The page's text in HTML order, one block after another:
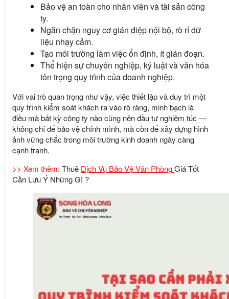
Bảo vệ an toàn cho nhân viên và tài sản công
ty.
Ngăn chặn nguy cơ gián điệp nội bộ, rò rỉ dữ
liệu nhạy cảm.
Tạo môi trường làm việc ổn định, ít gián đoạn.
Thể hiện sự chuyên nghiệp, kỷ luật và văn hóa
tôn trọng quy trình của doanh nghiệp.
Với vai trò quan trọng như vậy, việc thiết lập và duy trì một
quy trình kiểm soát khách ra vào rõ ràng, minh bạch là
điều mà bất kỳ công ty nào cũng nên đầu tư nghiêm túc —
không chỉ để bảo vệ chính mình, mà còn để xây dựng hình
ảnh vững chắc trong môi trường kinh doanh ngày càng
cạnh tranh.
>> Xem thêm: Thuê Dịch Vụ Bảo Vệ Văn PhòngGiá Tốt
Cần Lưu Ý Những Gì ?